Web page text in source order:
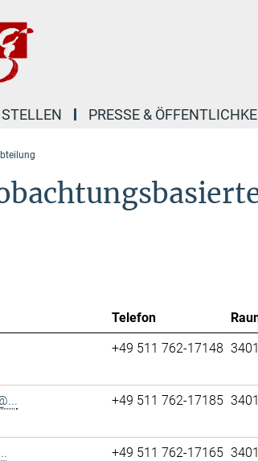
PRESSE &
Telefon
+49 511 762-17148
+49 511 762-17185
+49 511 762-17165